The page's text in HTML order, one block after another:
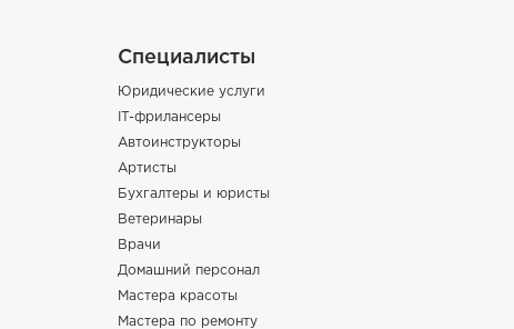
Специалисты
Юридические услуги
IT-фрилансеры
Автоинструкторы
Артисты
Бухгалтеры и юристы
Ветеринары
Врачи
Домашний персонал
Мастера красоты
Мастера по ремонту